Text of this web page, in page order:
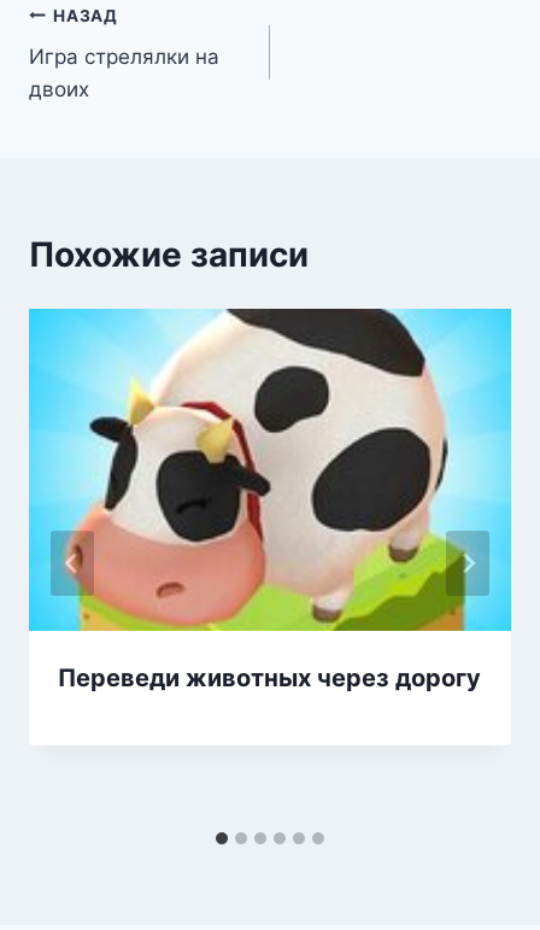
Навигация
по
НАЗАД
Игра стрелялки на
двоих
Похожие записи
Переведи животных через дорогу